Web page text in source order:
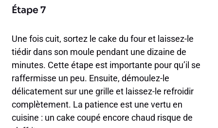
Étape 7
Une fois cuit, sortez le cake du four et laissez-le
tiédir dans son moule pendant une dizaine de
minutes. Cette étape est importante pour qu’il se
raffermisse un peu. Ensuite, démoulez-le
délicatement sur une grille et laissez-le refroidir
complètement. La patience est une vertu en
cuisine : un cake coupé encore chaud risque de